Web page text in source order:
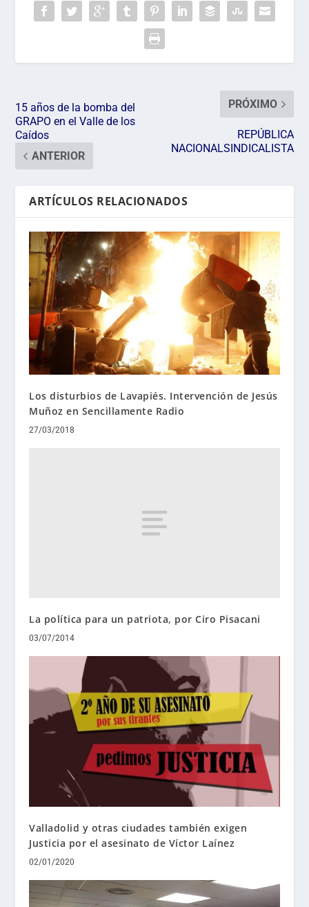
15 años de la bomba del
GRAPO en el Valle de los
Caídos
ANTERIOR
PRÓXIMO
REPÚBLICA
NACIONALSINDICALISTA
ARTÍCULOS RELACIONADOS
Los disturbios de Lavapiés. Intervención de Jesús
Muñoz en Sencillamente Radio
27/03/2018
La política para un patriota, por Ciro Pisacani
03/07/2014
Valladolid y otras ciudades también exigen
Justicia por el asesinato de Víctor Laínez
02/01/2020